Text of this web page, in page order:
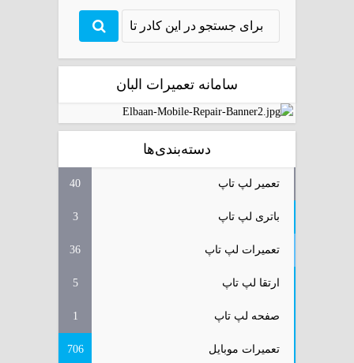
سامانه تعمیرات البان
دسته‌بندی‌ها
تعمیر لپ تاپ 40
باتری لپ تاپ 3
تعمیرات لپ تاپ 36
ارتقا لپ تاپ 5
صفحه لپ تاپ 1
تعمیرات موبایل 706